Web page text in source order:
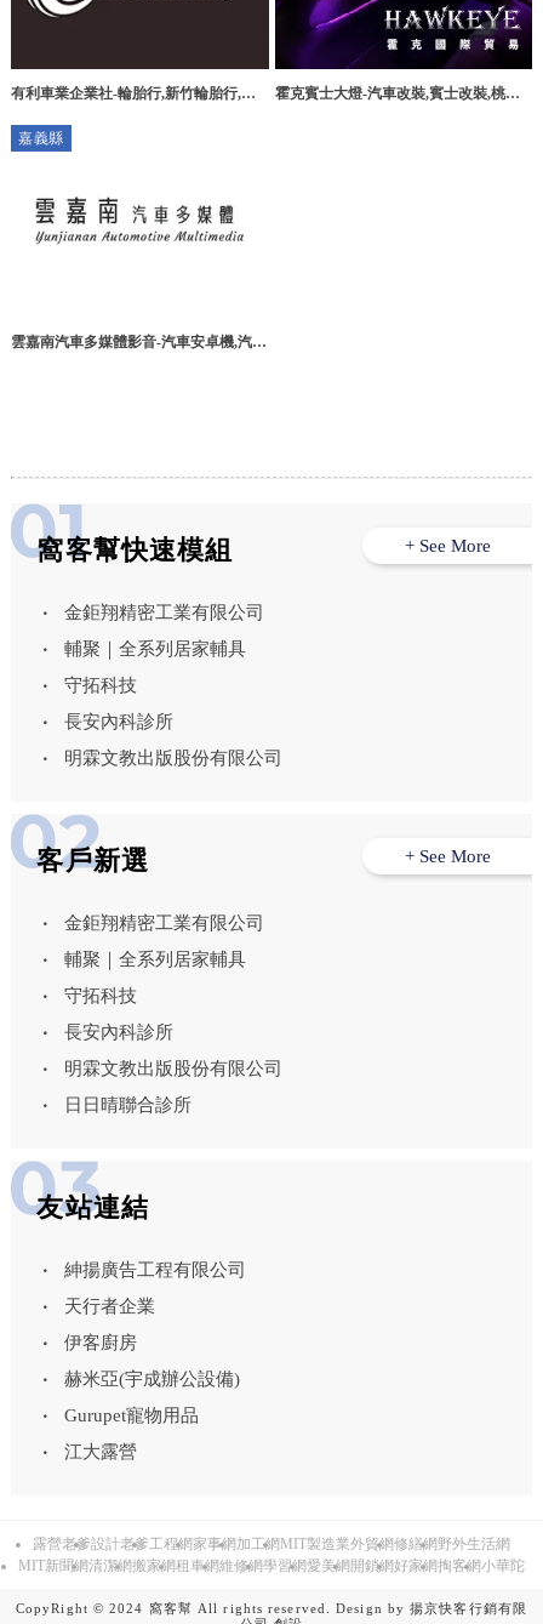
有利車業企業社-輪胎行,新竹輪胎行,湖
霍克賓士大燈-汽車改裝,賓士改裝,桃園
嘉義縣
雲嘉南汽車多媒體影音-汽車安卓機,汽車
窩客幫快速模組
金鉅翔精密工業有限公司
輔聚｜全系列居家輔具
守拓科技
長安內科診所
明霖文教出版股份有限公司
+ See More
客戶新選
金鉅翔精密工業有限公司
輔聚｜全系列居家輔具
守拓科技
長安內科診所
明霖文教出版股份有限公司
日日晴聯合診所
+ See More
友站連結
紳揚廣告工程有限公司
天行者企業
伊客廚房
赫米亞(宇成辦公設備)
Gurupet寵物用品
江大露營
露營老爹設計老爹工程網家事網 加工網 MIT製造業外貿網修繕網 野外生活網
MIT新聞網清潔網搬家網租車網維修網學習網愛美網 開鎖網好家網掏客網小華陀
CopyRight © 2024 窩客幫 All rights reserved. Design by揚京快客行銷有限